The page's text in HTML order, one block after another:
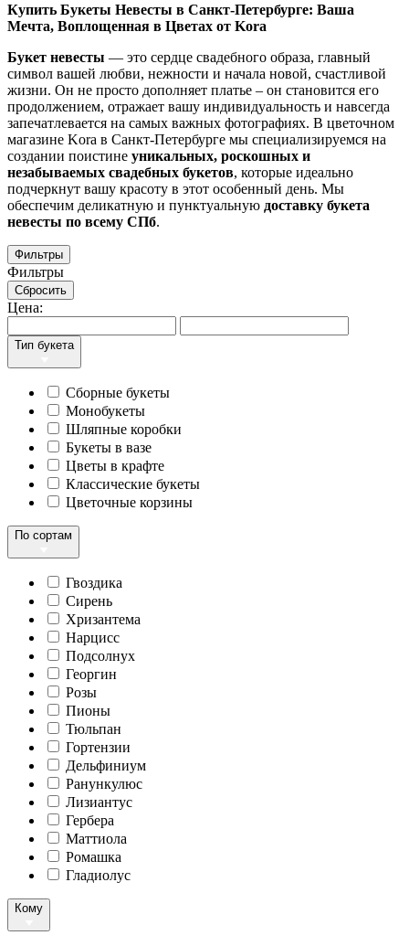
Купить Букеты Невесты в Санкт-Петербурге: Ваша
Мечта, Воплощенная в Цветах от Kora
Букет невесты — это сердце свадебного образа, главный
символ вашей любви, нежности и начала новой, счастливой
жизни. Он не просто дополняет платье – он становится его
продолжением, отражает вашу индивидуальность и навсегда
запечатлевается на самых важных фотографиях. В цветочном
магазине Kora в Санкт-Петербурге мы специализируемся на
создании поистине уникальных, роскошных и
незабываемых свадебных букетов, которые идеально
подчеркнут вашу красоту в этот особенный день. Мы
обеспечим деликатную и пунктуальную доставку букета
невесты по всему СПб.
Фильтры
Фильтры
Сбросить
Цена:
Тип букета
Сборные букеты
Монобукеты
Шляпные коробки
Букеты в вазе
Цветы в крафте
Классические букеты
Цветочные корзины
По сортам
Гвоздика
Сирень
Хризантема
Нарцисс
Подсолнух
Георгин
Розы
Пионы
Тюльпан
Гортензии
Дельфиниум
Ранункулюс
Лизиантус
Гербера
Маттиола
Ромашка
Гладиолус
Кому